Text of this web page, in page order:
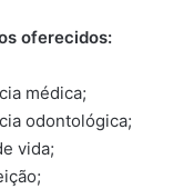
oferecidos:
médica;
odontológica;
vida;